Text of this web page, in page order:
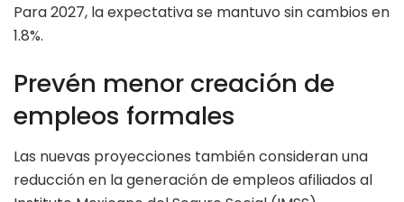
Para 2027, la expectativa se mantuvo sin cambios en
1.8%.
Prevén menor creación de
empleos formales
Las nuevas proyecciones también consideran una
reducción en la generación de empleos afiliados al